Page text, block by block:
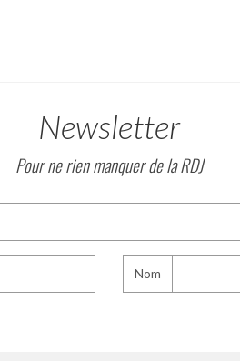
Newsletter
Pour ne rien manquer de la RDJ
Nom